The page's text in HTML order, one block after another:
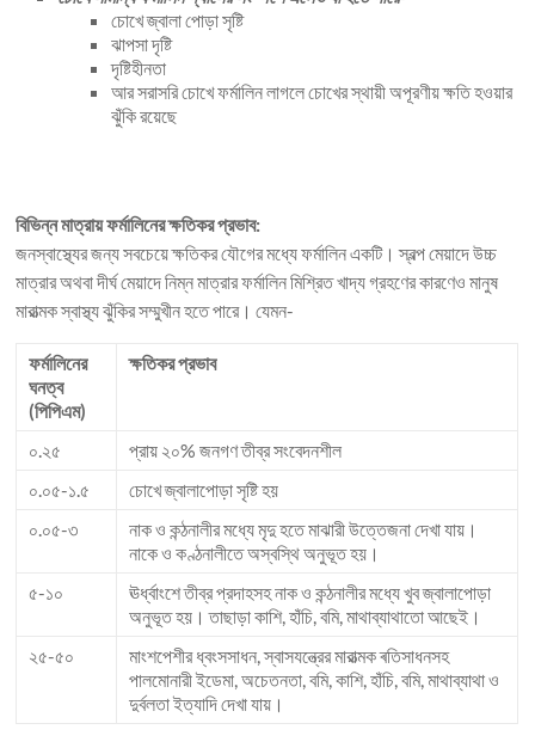
চোখে জ্বালা পোড়া সৃষ্টি
ঝাপসা দৃষ্টি
দৃষ্টিহীনতা
আর সরাসরি চোখে ফর্মালিন লাগলে চোখের স্থায়ী অপূরণীয় ক্ষতি হওয়ার
ঝুঁকি রয়েছে
বিভিন্ন মাত্রায় ফর্মালিনের ক্ষতিকর প্রভাব:
জনস্বাস্থ্যের জন্য সবচেয়ে ক্ষতিকর যৌগের মধ্যে ফর্মালিন একটি। স্বল্প মেয়াদে উচ্চ
মাত্রার অথবা দীর্ঘ মেয়াদে নিম্ন মাত্রার ফর্মালিন মিশ্রিত খাদ্য গ্রহণের কারণেও মানুষ
মারাত্মক স্বাস্থ্য ঝুঁকির সম্মুখীন হতে পারে। যেমন-
ফর্মালিনের
ঘনত্ব
(পিপিএম)
ক্ষতিকর প্রভাব
০.২৫
প্রায় ২০% জনগণ তীব্র সংবেদনশীল
০.০৫-১.৫
চোখে জ্বালাপোড়া সৃষ্টি হয়
০.০৫-৩
নাক ও কন্ঠনালীর মধ্যে মৃদু হতে মাঝারী উত্তেজনা দেখা যায়।
নাকে ও কণ্ঠনালীতে অস্বস্থি অনুভূত হয়।
৫-১০
ঊর্ধ্বাংশে তীব্র প্রদাহসহ নাক ও কন্ঠনালীর মধ্যে খুব জ্বালাপোড়া
অনুভূত হয়। তাছাড়া কাশি, হাঁচি, বমি, মাথাব্যাথাতো আছেই।
২৫-৫০
মাংশপেশীর ধ্বংসসাধন, স্বাসযন্ত্রের মারাত্মক ৰতিসাধনসহ
পালমোনারী ইডেমা, অচেতনতা, বমি, কাশি, হাঁচি, বমি, মাথাব্যাথা ও
দুর্বলতা ইত্যাদি দেখা যায়।